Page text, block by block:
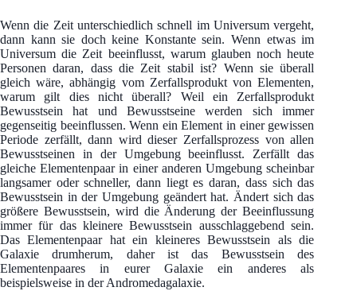
Wenn die Zeit unterschiedlich schnell im Universum vergeht,
dann kann sie doch keine Konstante sein. Wenn etwas im
Universum die Zeit beeinflusst, warum glauben noch heute
Personen daran, dass die Zeit stabil ist? Wenn sie überall
gleich wäre, abhängig vom Zerfallsprodukt von Elementen,
warum gilt dies nicht überall? Weil ein Zerfallsprodukt
Bewusstsein hat und Bewusstseine werden sich immer
gegenseitig beeinflussen. Wenn ein Element in einer gewissen
Periode zerfällt, dann wird dieser Zerfallsprozess von allen
Bewusstseinen in der Umgebung beeinflusst. Zerfällt das
gleiche Elementenpaar in einer anderen Umgebung scheinbar
langsamer oder schneller, dann liegt es daran, dass sich das
Bewusstsein in der Umgebung geändert hat. Ändert sich das
größere Bewusstsein, wird die Änderung der Beeinflussung
immer für das kleinere Bewusstsein ausschlaggebend sein.
Das Elementenpaar hat ein kleineres Bewusstsein als die
Galaxie drumherum, daher ist das Bewusstsein des
Elementenpaares in eurer Galaxie ein anderes als
beispielsweise in der Andromedagalaxie.